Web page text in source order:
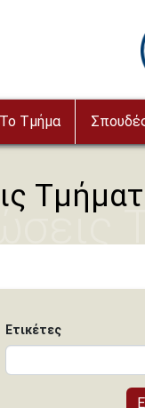
Το Τμήμα
Ετικέτες